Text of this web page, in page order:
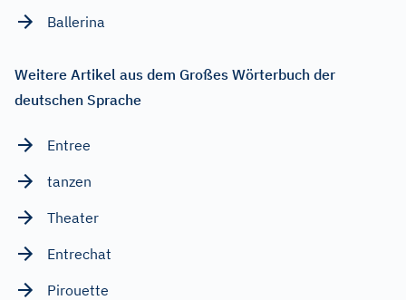
Ballerina
Weitere Artikel aus dem Großes Wörterbuch der
deutschen Sprache
Entree
tanzen
Theater
Entrechat
Pirouette